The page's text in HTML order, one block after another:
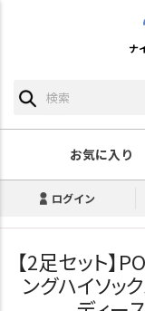
ナ
お気に入り
ログイン
【2足セット】
ングハイソッ